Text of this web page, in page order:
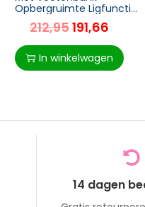
Opbergruimte Ligfunctie
TV-stoel Met
Massagefunctie TV-stoel
Ligstoel, Met Houten Poot
Helling 145° Polyester
Donkergrijs 80 X 86 X 99
212,95191,66
In winkelwagen
14 dagen